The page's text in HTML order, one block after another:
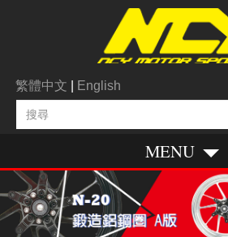
繁體中文 English
MENU